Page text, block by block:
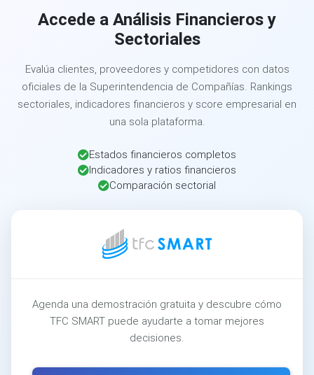
Accede a Análisis Financieros y
Sectoriales
Evalúa clientes, proveedores y competidores con datos
oficiales de la Superintendencia de Compañías. Rankings
sectoriales, indicadores financieros y score empresarial en
una sola plataforma.
Estados financieros completos
Indicadores y ratios financieros
Comparación sectorial
Agenda una demostración gratuita y descubre cómo
TFC SMART puede ayudarte a tomar mejores
decisiones.